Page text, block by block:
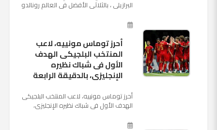
البرازيلي ، بالثلاثي الأفضل في العالم رونالدو
نجم ...
أحرز توماس مونييه، لاعب
المنتخب البلجيكى الهدف
الأول فى شباك نظيره
الإنجليزى، بالدقيقة الرابعة
أحرز توماس مونييه، لاعب المنتخب البلجيكى
الهدف الأول فى شباك نظيره الإنجليزى،
بينهما حاليا على م...